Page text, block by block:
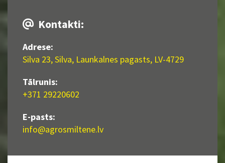
 Kontakti:
Adrese:
Silva 23, Silva, Launkalnes pagasts, LV-4729
Tālrunis:
+371 29220602
E-pasts:
info@agrosmiltene.lv